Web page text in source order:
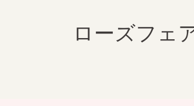
ローズフェ